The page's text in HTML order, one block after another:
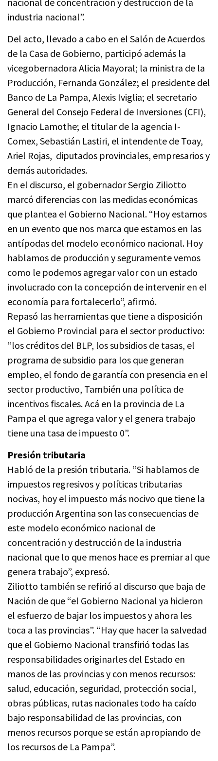
industria nacional”.
Del acto, llevado a cabo en el Salón de Acuerdos
de la Casa de Gobierno, participó además la
vicegobernadora Alicia Mayoral; la ministra de la
Producción, Fernanda González; el presidente del
Banco de La Pampa, Alexis Iviglia; el secretario
General del Consejo Federal de Inversiones (CFI),
Ignacio Lamothe; el titular de la agencia I-
Comex, Sebastián Lastiri, el intendente de Toay,
Ariel Rojas, diputados provinciales, empresarios y
demás autoridades.
En el discurso, el gobernador Sergio Ziliotto
marcó diferencias con las medidas económicas
que plantea el Gobierno Nacional. “Hoy estamos
en un evento que nos marca que estamos en las
antípodas del modelo económico nacional. Hoy
hablamos de producción y seguramente vemos
como le podemos agregar valor con un estado
involucrado con la concepción de intervenir en el
economía para fortalecerlo”, afirmó.
Repasó las herramientas que tiene a disposición
el Gobierno Provincial para el sector productivo:
“los créditos del BLP, los subsidios de tasas, el
programa de subsidio para los que generan
empleo, el fondo de garantía con presencia en el
sector productivo, También una política de
incentivos fiscales. Acá en la provincia de La
Pampa el que agrega valor y el genera trabajo
tiene una tasa de impuesto 0”.
Presión tributaria
Habló de la presión tributaria. “Si hablamos de
impuestos regresivos y políticas tributarias
nocivas, hoy el impuesto más nocivo que tiene la
producción Argentina son las consecuencias de
este modelo económico nacional de
concentración y destrucción de la industria
nacional que lo que menos hace es premiar al que
genera trabajo”, expresó.
Ziliotto también se refirió al discurso que baja de
Nación de que “el Gobierno Nacional ya hicieron
el esfuerzo de bajar los impuestos y ahora les
toca a las provincias”. “Hay que hacer la salvedad
que el Gobierno Nacional transfirió todas las
responsabilidades originarles del Estado en
manos de las provincias y con menos recursos:
salud, educación, seguridad, protección social,
obras públicas, rutas nacionales todo ha caído
bajo responsabilidad de las provincias, con
menos recursos porque se están apropiando de
los recursos de La Pampa”.